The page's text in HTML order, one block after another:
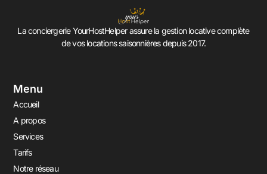
La conciergerie YourHostHelper assure la gestion locative complète
de vos locations saisonnières depuis 2017.
Menu
Accueil
A propos
Services
Tarifs
Notre réseau